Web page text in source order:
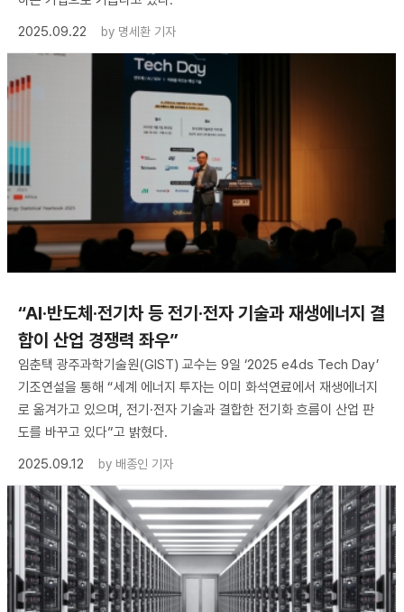
2025.09.22
by 명세환 기자
“AI·반도체·전기차 등 전기·전자 기술과 재생에너지 결
합이 산업 경쟁력 좌우”
임춘택 광주과학기술원(GIST) 교수는 9일 ‘2025 e4ds Tech Day’
기조연설을 통해 “세계 에너지 투자는 이미 화석연료에서 재생에너지
로 옮겨가고 있으며, 전기·전자 기술과 결합한 전기화 흐름이 산업 판
도를 바꾸고 있다”고 밝혔다.
2025.09.12
by 배종인 기자